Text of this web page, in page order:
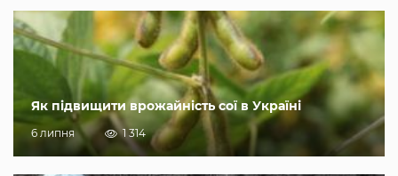
Як підвищити врожайність сої в Україні
6 липня 1 314